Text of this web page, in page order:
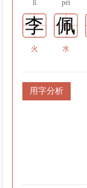
lǐ pèi
李 佩
火 水
用字分析